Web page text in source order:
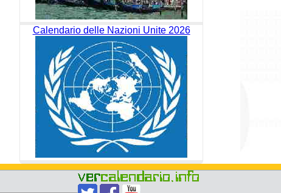
Calendario delle Nazioni Unite 2026